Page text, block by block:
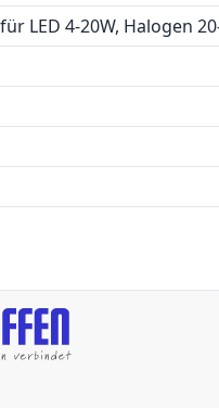
LED 4-20W, Halogen